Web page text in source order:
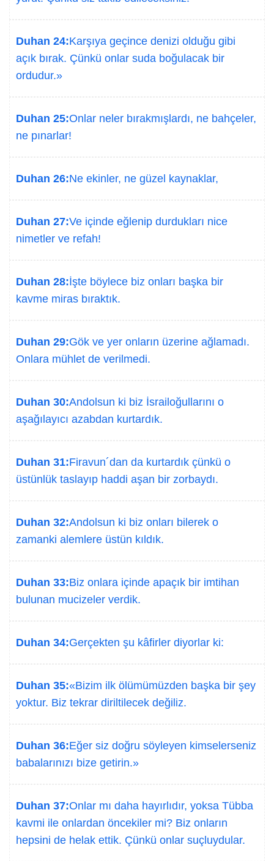
Duhan 24:Karşıya geçince denizi olduğu gibi
açık bırak. Çünkü onlar suda boğulacak bir
ordudur.»
Duhan 25:Onlar neler bırakmışlardı, ne bahçeler,
ne pınarlar!
Duhan 26:Ne ekinler, ne güzel kaynaklar,
Duhan 27:Ve içinde eğlenip durdukları nice
nimetler ve refah!
Duhan 28:İşte böylece biz onları başka bir
kavme miras bıraktık.
Duhan 29:Gök ve yer onların üzerine ağlamadı.
Onlara mühlet de verilmedi.
Duhan 30:Andolsun ki biz İsrailoğullarını o
aşağılayıcı azabdan kurtardık.
Duhan 31:Firavun´dan da kurtardık çünkü o
üstünlük taslayıp haddi aşan bir zorbaydı.
Duhan 32:Andolsun ki biz onları bilerek o
zamanki alemlere üstün kıldık.
Duhan 33:Biz onlara içinde apaçık bir imtihan
bulunan mucizeler verdik.
Duhan 34:Gerçekten şu kâfirler diyorlar ki:
Duhan 35:«Bizim ilk ölümümüzden başka bir şey
yoktur. Biz tekrar diriltilecek değiliz.
Duhan 36:Eğer siz doğru söyleyen kimselerseniz
babalarınızı bize getirin.»
Duhan 37:Onlar mı daha hayırlıdır, yoksa Tübba
kavmi ile onlardan öncekiler mi? Biz onların
hepsini de helak ettik. Çünkü onlar suçluydular.